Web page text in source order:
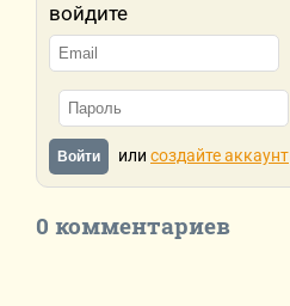
войдите
Войти или создайте аккаунт
0 комментариев